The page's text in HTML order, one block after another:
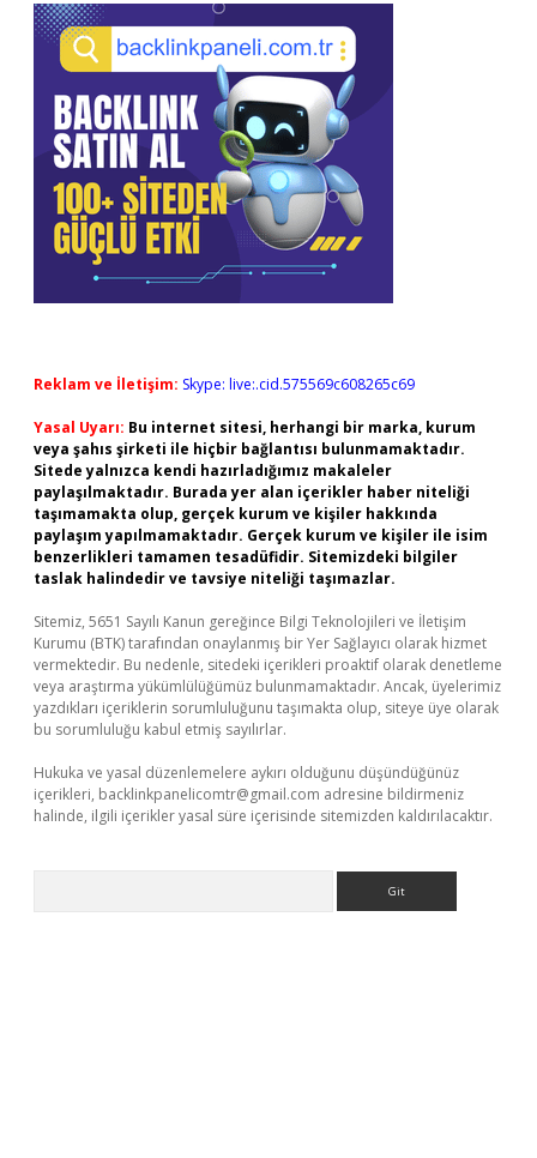
Reklam ve İletişim: Skype: live:.cid.575569c608265c69
Yasal Uyarı: Bu internet sitesi, herhangi bir marka, kurum
veya şahıs şirketi ile hiçbir bağlantısı bulunmamaktadır.
Sitede yalnızca kendi hazırladığımız makaleler
paylaşılmaktadır. Burada yer alan içerikler haber niteliği
taşımamakta olup, gerçek kurum ve kişiler hakkında
paylaşım yapılmamaktadır. Gerçek kurum ve kişiler ile isim
benzerlikleri tamamen tesadüfidir. Sitemizdeki bilgiler
taslak halindedir ve tavsiye niteliği taşımazlar.
Sitemiz, 5651 Sayılı Kanun gereğince Bilgi Teknolojileri ve İletişim
Kurumu (BTK) tarafından onaylanmış bir Yer Sağlayıcı olarak hizmet
vermektedir. Bu nedenle, sitedeki içerikleri proaktif olarak denetleme
veya araştırma yükümlülüğümüz bulunmamaktadır. Ancak, üyelerimiz
yazdıkları içeriklerin sorumluluğunu taşımakta olup, siteye üye olarak
bu sorumluluğu kabul etmiş sayılırlar.
Hukuka ve yasal düzenlemelere aykırı olduğunu düşündüğünüz
içerikleri, backlinkpanelicomtr@gmail.com adresine bildirmeniz
halinde, ilgili içerikler yasal süre içerisinde sitemizden kaldırılacaktır.